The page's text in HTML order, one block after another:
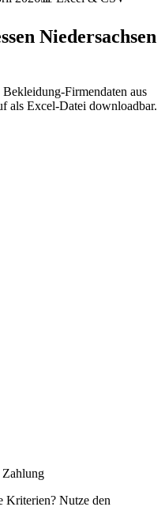
Niedersachsen
Bekleidung-Firmendaten aus
als Excel-Datei downloadbar.
Kriterien? Nutze den